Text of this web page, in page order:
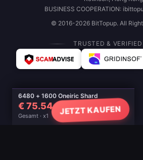
6480 + 1600 Oneiric Shard
€ 75.54
Gesamt · x1
JETZT KAUFEN
BUSINESS COOPERATION:
© 2016-2026 BitTopup. All
TRUSTED &